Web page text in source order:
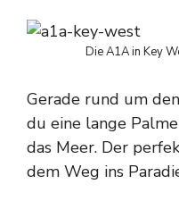
Die A1A in Key
Gerade rund um
du eine lange
das Meer. Der
dem Weg ins